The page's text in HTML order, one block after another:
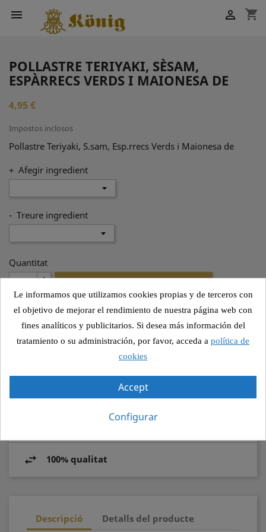
 shopping_cart

POLLASTRE TERIYAKI, SÈSAM,
ESPÀRRECS VERDS I MAIONESA DE
4,95 €
Impostos inclosos
Pollastre Teriyaki, S.sam, Esp.rrecs Verds i Maionesa de
+ Afegir ingredient
- Treure ingredient
Quantitat
Compartir
Pagament segur
Recollida segura
100% qualitat
Descripció Detalls del producte
Le informamos que utilizamos cookies propias y de terceros con
el objetivo de mejorar el rendimiento de nuestra página web con
fines analíticos y publicitarios. Si desea más información del
tratamiento o su administración, por favor, acceda a política de
cookies
Accept
Configurar